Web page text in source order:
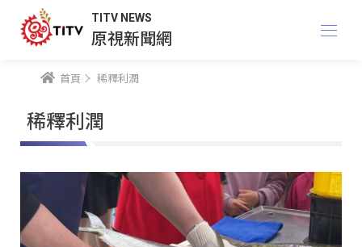
TITV NEWS
原視新聞網
首頁 稀釋利潤
稀釋利潤